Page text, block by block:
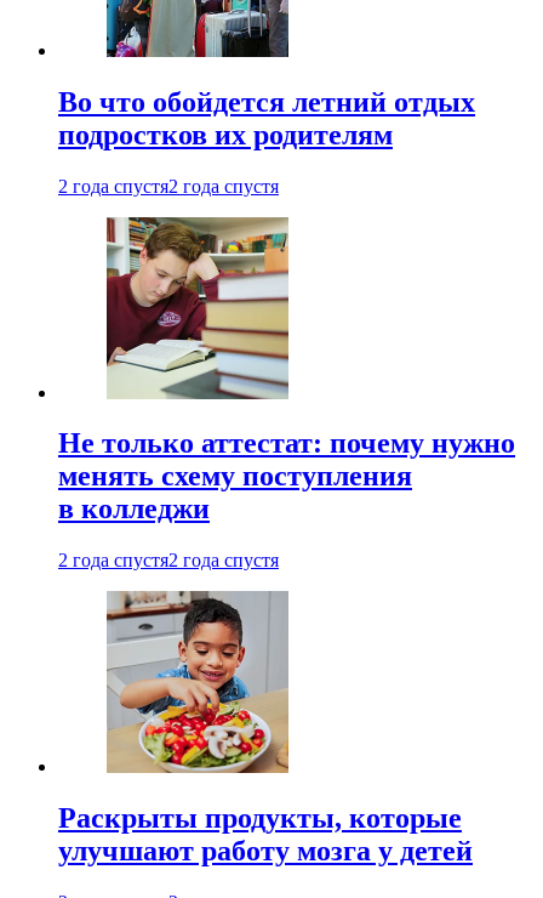
Во что обойдется летний отдых
подростков их родителям
2 года спустя2 года спустя
Не только аттестат: почему нужно
менять схему поступления
в колледжи
2 года спустя2 года спустя
Раскрыты продукты, которые
улучшают работу мозга у детей